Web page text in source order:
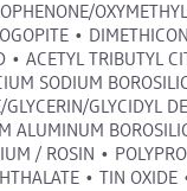
•
• ACETYL TRIBUTYL
SODIUM
GLYCIDYL
ALUMINUM
/ ROSIN •
• TIN